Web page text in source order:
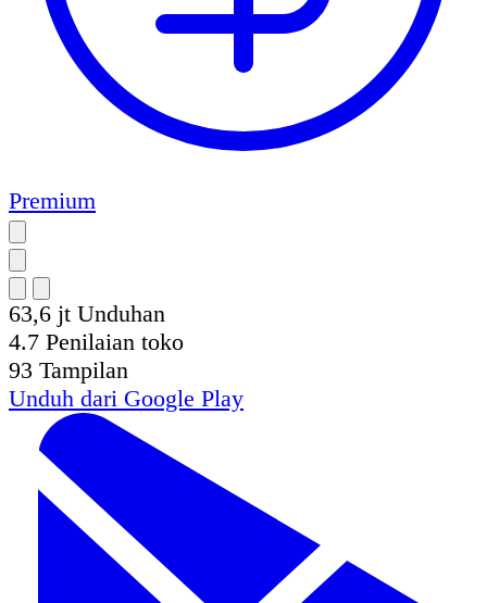
Premium
63,6 jt Unduhan
4.7 Penilaian toko
93 Tampilan
Unduh dari Google Play